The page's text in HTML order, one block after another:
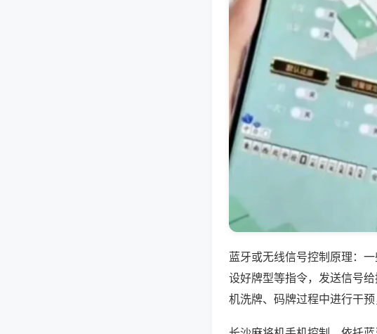
蓝牙或无线信号控制原理：
设好牌型等指令，发送信号
机洗牌、码牌过程中进行干预